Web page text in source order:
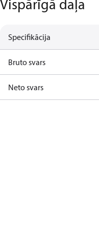
Vispārīgā daļa
Specifikācija
Bruto svars
Neto svars